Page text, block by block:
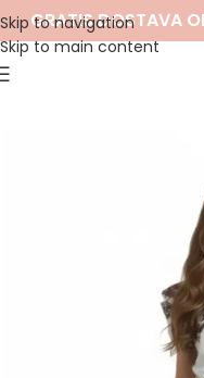
Skip to navigation
Skip to main content
GRATIS DOSTAVA